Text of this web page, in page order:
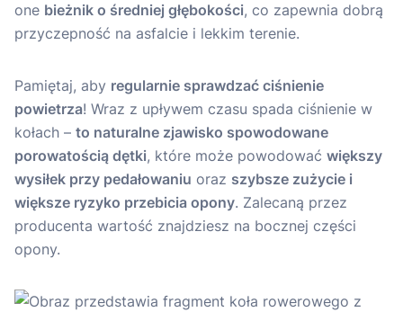
one bieżnik o średniej głębokości, co zapewnia dobrą
przyczepność na asfalcie i lekkim terenie.
Pamiętaj, aby regularnie sprawdzać ciśnienie
powietrza! Wraz z upływem czasu spada ciśnienie w
kołach – to naturalne zjawisko spowodowane
porowatością dętki, które może powodować większy
wysiłek przy pedałowaniu oraz szybsze zużycie i
większe ryzyko przebicia opony. Zalecaną przez
producenta wartość znajdziesz na bocznej części
opony.